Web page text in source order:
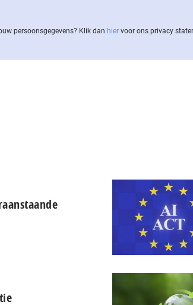
per­soons­ge­ge­vens? Klik dan hier voor ons privacy